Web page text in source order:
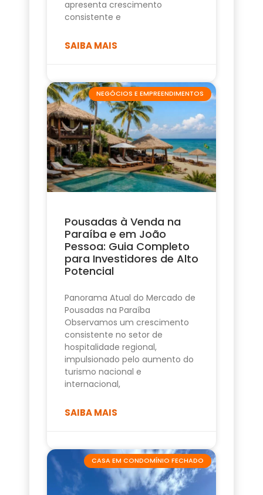
apresenta crescimento
consistente e
SAIBA MAIS
NEGÓCIOS E EMPREENDIMENTOS
Pousadas à Venda na
Paraíba e em João
Pessoa: Guia Completo
para Investidores de Alto
Potencial
Panorama Atual do Mercado de
Pousadas na Paraíba
Observamos um crescimento
consistente no setor de
hospitalidade regional,
impulsionado pelo aumento do
turismo nacional e
internacional,
SAIBA MAIS
CASA EM CONDOMÍNIO FECHADO